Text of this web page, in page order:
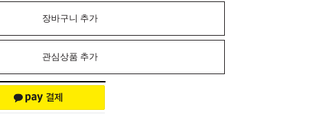
장바구니 추가
관심상품 추가